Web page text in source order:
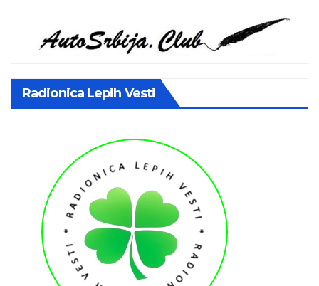
Radionica Lepih Vesti